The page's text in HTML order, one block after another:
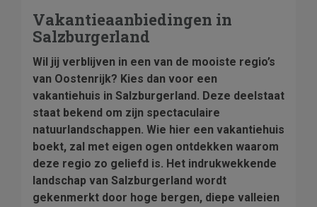
Vakantieaanbiedingen in
Salzburgerland
Wil jij verblijven in een van de mooiste regio’s
van Oostenrijk? Kies dan voor een
vakantiehuis in Salzburgerland. Deze deelstaat
staat bekend om zijn spectaculaire
natuurlandschappen. Wie hier een vakantiehuis
boekt, zal met eigen ogen ontdekken waarom
deze regio zo geliefd is. Het indrukwekkende
landschap van Salzburgerland wordt
gekenmerkt door hoge bergen, diepe valleien